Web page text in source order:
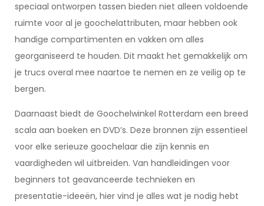
speciaal ontworpen tassen bieden niet alleen voldoende
ruimte voor al je goochelattributen, maar hebben ook
handige compartimenten en vakken om alles
georganiseerd te houden. Dit maakt het gemakkelijk om
je trucs overal mee naartoe te nemen en ze veilig op te
bergen.
Daarnaast biedt de Goochelwinkel Rotterdam een breed
scala aan boeken en DVD’s. Deze bronnen zijn essentieel
voor elke serieuze goochelaar die zijn kennis en
vaardigheden wil uitbreiden. Van handleidingen voor
beginners tot geavanceerde technieken en
presentatie-ideeën, hier vind je alles wat je nodig hebt